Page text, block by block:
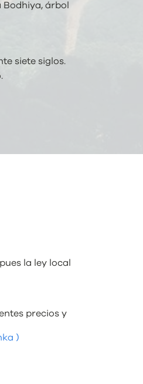
árbol
siete siglos.
la ley local
precios y
)